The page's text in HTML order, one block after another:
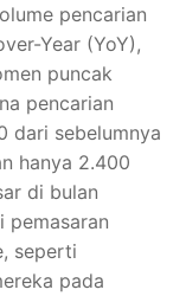
pencarian
Year (YoY),
puncak
pencarian
dari sebelumnya
hanya 2.400
di bulan
pemasaran
seperti
pada